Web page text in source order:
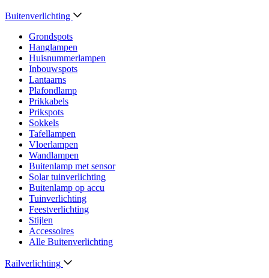
Buitenverlichting
Grondspots
Hanglampen
Huisnummerlampen
Inbouwspots
Lantaarns
Plafondlamp
Prikkabels
Prikspots
Sokkels
Tafellampen
Vloerlampen
Wandlampen
Buitenlamp met sensor
Solar tuinverlichting
Buitenlamp op accu
Tuinverlichting
Feestverlichting
Stijlen
Accessoires
Alle Buitenverlichting
Railverlichting